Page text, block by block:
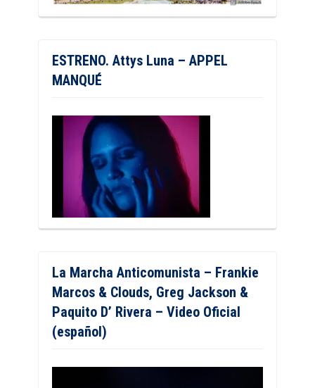
ESTRENO. Attys Luna – APPEL
MANQUÉ
La Marcha Anticomunista – Frankie
Marcos & Clouds, Greg Jackson &
Paquito D’ Rivera – Video Oficial
(español)